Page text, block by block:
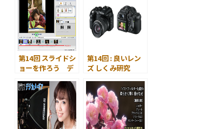
第14回 スライドシ
ョーを作ろう デ
付きで楽しむ
第14回 : 良いレン
ズ しくみ研究